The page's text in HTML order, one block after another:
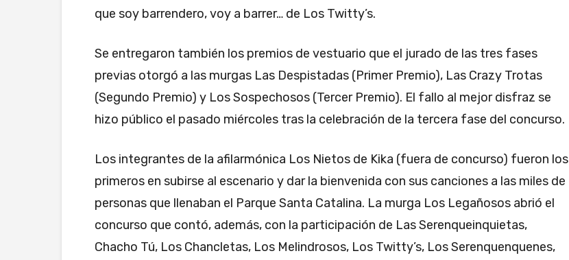
que soy barrendero, voy a barrer… de Los Twitty’s.
Se entregaron también los premios de vestuario que el jurado de las tres fases
previas otorgó a las murgas Las Despistadas (Primer Premio), Las Crazy Trotas
(Segundo Premio) y Los Sospechosos (Tercer Premio). El fallo al mejor disfraz se
hizo público el pasado miércoles tras la celebración de la tercera fase del concurso.
Los integrantes de la afilarmónica Los Nietos de Kika (fuera de concurso) fueron los
primeros en subirse al escenario y dar la bienvenida con sus canciones a las miles de
personas que llenaban el Parque Santa Catalina. La murga Los Legañosos abrió el
concurso que contó, además, con la participación de Las Serenqueinquietas,
Chacho Tú, Los Chancletas, Los Melindrosos, Los Twitty’s, Los Serenquenquenes,